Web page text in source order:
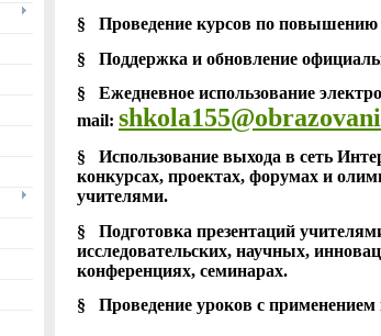
§ Проведение курсов по повышению
§ Поддержка и обновление
§ Ежедневное использование
mail:
§ Использование выхода в сеть
конкурсах, проектах, форумах и
учителями.
§ Подготовка презентаций
исследовательских, научных,
конференциях, семинарах.
§ Проведение уроков с